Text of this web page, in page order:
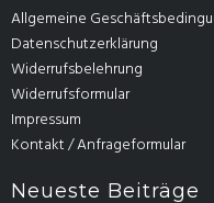
Allgemeine
Datenschutzerklärung
Widerrufsbelehrung
Widerrufsformular
Impressum
Kontakt / Anfrageformular
Neueste Beiträge